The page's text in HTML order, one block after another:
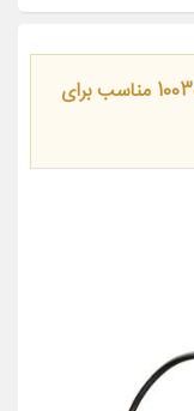
سیم کلاچ شرکت تکنو کابل سبزوار کد 100306 مناسب برای